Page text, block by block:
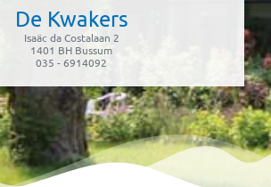
De Kwakers
Isaäc da Costalaan 2
1401 BH Bussum
035 - 6914092